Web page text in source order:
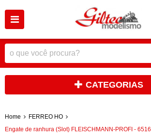
CATEGORIAS
Home
FERREO HO
Engate de ranhura (Slot) FLEISCHMANN-PROFI - 6516